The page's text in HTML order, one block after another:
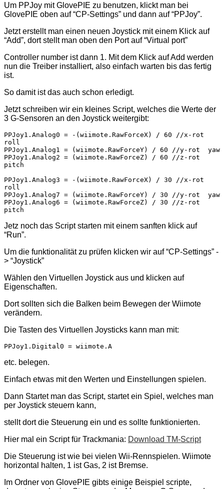
Um PPJoy mit GlovePIE zu benutzen, klickt man bei
GlovePIE oben auf “CP-Settings” und dann auf “PPJoy”.
Jetzt erstellt man einen neuen Joystick mit einem Klick auf
“Add”, dort stellt man oben den Port auf “Virtual port”
Controller number ist dann 1. Mit dem Klick auf Add werden
nun die Treiber installiert, also einfach warten bis das fertig
ist.
So damit ist das auch schon erledigt.
Jetzt schreiben wir ein kleines Script, welches die Werte der
3 G-Sensoren an den Joystick weitergibt:
PPJoy1.Analog0 = -(wiimote.RawForceX) / 60 //x-rot
roll
PPJoy1.Analog1 = (wiimote.RawForceY) / 60 //y-rot  yaw
PPJoy1.Analog2 = (wiimote.RawForceZ) / 60 //z-rot
pitch
PPJoy1.Analog3 = -(wiimote.RawForceX) / 30 //x-rot
roll
PPJoy1.Analog7 = (wiimote.RawForceY) / 30 //y-rot  yaw
PPJoy1.Analog6 = (wiimote.RawForceZ) / 30 //z-rot
Jetz noch das Script starten mit einem sanften klick auf
“Run”.
Um die funktionalität zu prüfen klicken wir auf “CP-Settings” -
> “Joystick”
Wählen den Virtuellen Joystick aus und klicken auf
Eigenschaften.
Dort sollten sich die Balken beim Bewegen der Wiimote
verändern.
Die Tasten des Virtuellen Joysticks kann man mit:
etc. belegen.
Einfach etwas mit den Werten und Einstellungen spielen.
Dann Startet man das Script, startet ein Spiel, welches man
per Joystick steuern kann,
stellt dort die Steuerung ein und es sollte funktionierten.
Hier mal ein Script für Trackmania: Download TM-Script
Die Steuerung ist wie bei vielen Wii-Rennspielen. Wiimote
horizontal halten, 1 ist Gas, 2 ist Bremse.
Im Ordner von GlovePIE gibts einige Beispiel scripte,